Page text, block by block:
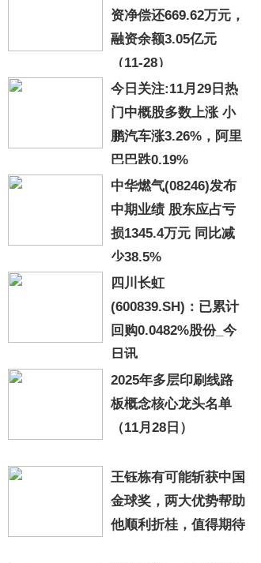
资净偿还669.62万元，
融资余额3.05亿元
（11-28）
今日关注:11月29日热
门中概股多数上涨 小
鹏汽车涨3.26%，阿里
巴巴跌0.19%
中华燃气(08246)发布
中期业绩 股东应占亏
损1345.4万元 同比减
少38.5%
四川长虹
(600839.SH)：已累计
回购0.0482%股份_今
日讯
2025年多层印刷线路
板概念核心龙头名单
（11月28日）
王钰栋有可能斩获中国
金球奖，两大优势帮助
他顺利折桂，值得期待